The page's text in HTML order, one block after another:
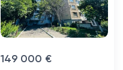
149 000 €